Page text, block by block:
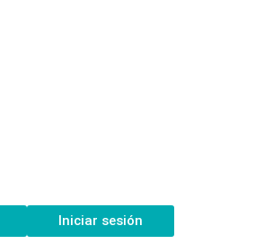
Iniciar sesión